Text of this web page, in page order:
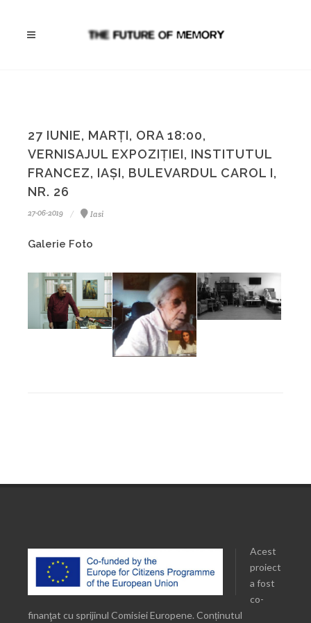
27 IUNIE, MARȚI, ORA 18:00,
VERNISAJUL EXPOZIȚIEI, INSTITUTUL
FRANCEZ, IAȘI, BULEVARDUL CAROL I,
NR. 26
27-06-2019 Iasi
Galerie Foto
Acest
proiect
a fost
co-
finanţat cu sprijinul Comisiei Europene. Conținutul